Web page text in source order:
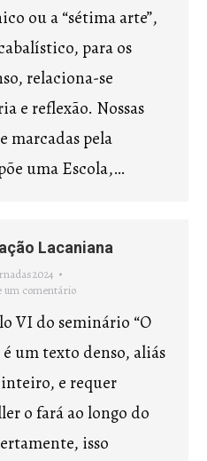
ou a “sétima arte”,
para os
relaciona-se
e reflexão. Nossas
marcadas pela
uma Escola,…
Lacaniana
um comentário
VI do seminário “O
um texto denso, aliás
e requer
o fará ao longo do
isso